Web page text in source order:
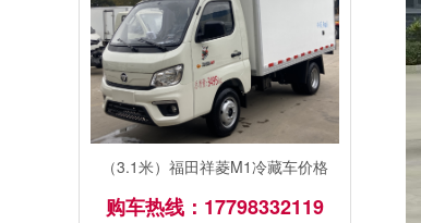
（3.1米）福田祥菱M1冷藏车价格
购车热线：17798332119